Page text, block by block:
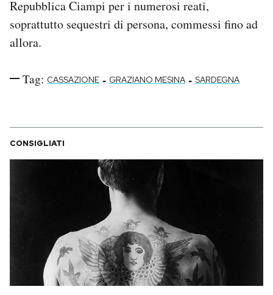
Repubblica Ciampi per i numerosi reati,
soprattutto sequestri di persona, commessi fino ad
allora.
Tag: CASSAZIONE - GRAZIANO MESINA - SARDEGNA
CONSIGLIATI